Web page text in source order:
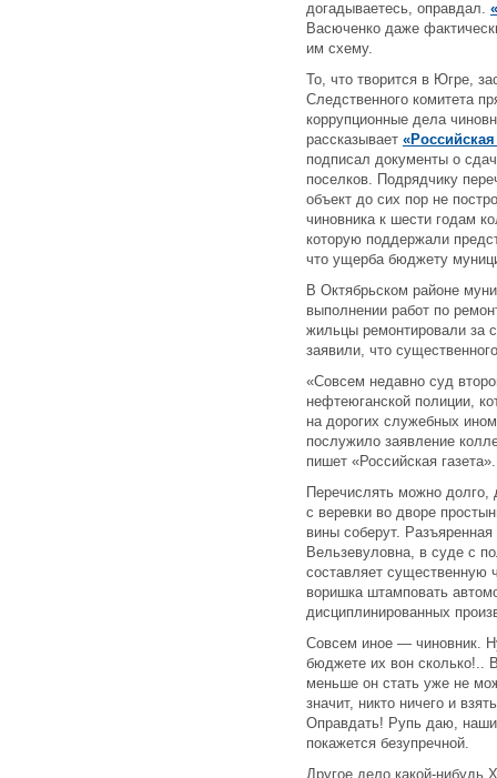
догадываетесь, оправдал.
Васюченко даже
им схему.
То, что творится в Югре,
Следственного комитета
коррупционные дела
рассказывает «Российская
подписал документы о
поселков. Подрядчику
объект до сих пор не
чиновника к шести годам
которую поддержали
что ущерба бюджету
В Октябрьском районе
выполнении работ по
жильцы ремонтировали за
заявили, что
«Совсем недавно суд
нефтеюганской полиции,
на дорогих служебных
послужило заявление
пишет «Российская
Перечислять можно долго,
с веревки во дворе
вины соберут.
Вельзевуловна, в суде с
составляет существенную
воришка штамповать
дисциплинированных
Совсем иное — чиновник.
бюджете их вон сколько!..
меньше он стать уже не
значит, никто ничего и
Оправдать! Рупь даю,
покажется безупречной.
Другое дело какой-нибудь